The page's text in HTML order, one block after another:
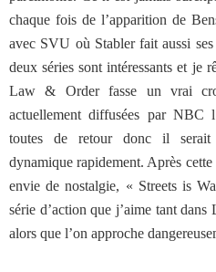
chaque fois de l’apparition de
avec SVU où Stabler fait aussi
deux séries sont intéressants et je
Law & Order fasse un vrai
actuellement diffusées par NBC
toutes de retour donc il serait
dynamique rapidement. Après
envie de nostalgie, « Streets is
série d’action que j’aime tant
alors que l’on approche